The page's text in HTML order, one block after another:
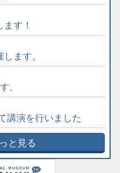
す！
ます。
。
講演を行いました
と見る